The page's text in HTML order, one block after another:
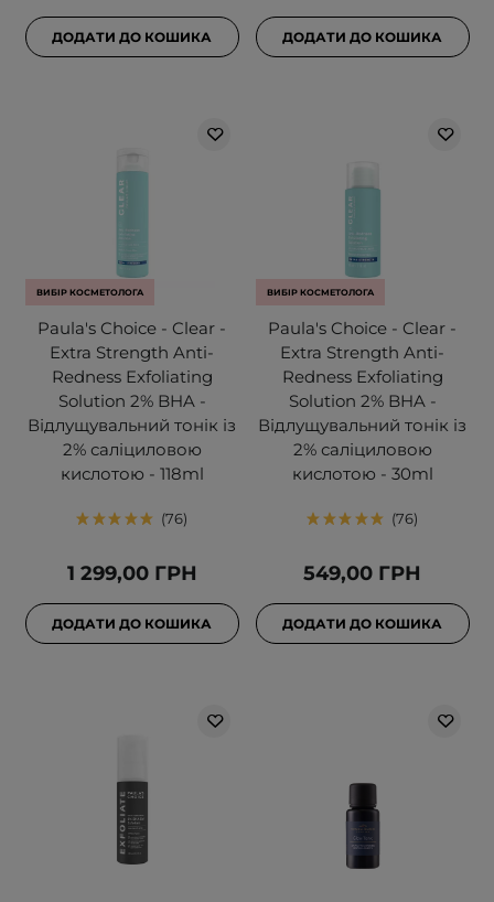
ДОДАТИ ДО КОШИКА ДОДАТИ ДО КОШИКА
ВИБІР КОСМЕТОЛОГА
Paula's Choice - Clear -
Extra Strength Anti-
Redness Exfoliating
Solution 2% BHA -
Відлущувальний тонік із
2% саліциловою
кислотою - 118ml
76
1 299,00 ГРН
ДОДАТИ ДО КОШИКА
ВИБІР КОСМЕТОЛОГА
Paula's Choice - Clear -
Extra Strength Anti-
Redness Exfoliating
Solution 2% BHA -
Відлущувальний тонік із
2% саліциловою
кислотою - 30ml
76
549,00 ГРН
ДОДАТИ ДО КОШИКА